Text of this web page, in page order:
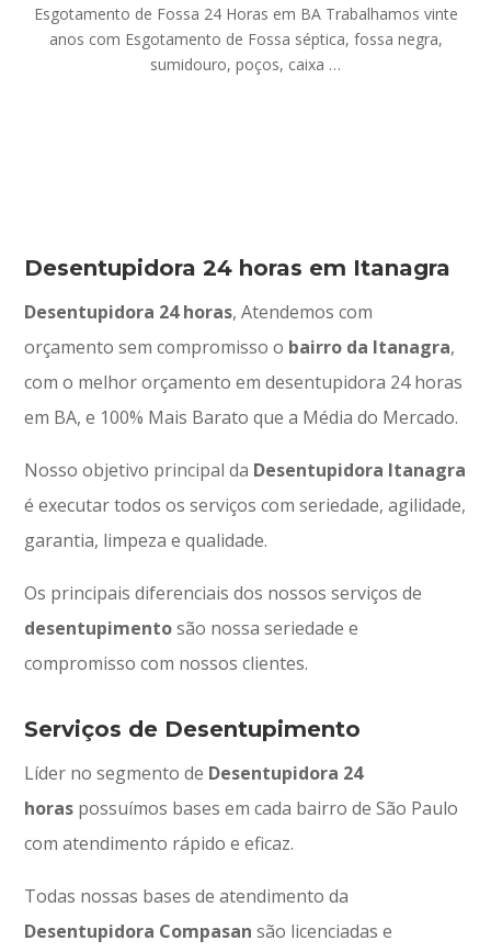
Esgotamento de Fossa 24 Horas em BA Trabalhamos vinte
anos com Esgotamento de Fossa séptica, fossa negra,
sumidouro, poços, caixa …
Desentupidora 24 horas em Itanagra
Desentupidora 24 horas, Atendemos com
orçamento sem compromisso o bairro da Itanagra,
com o melhor orçamento em desentupidora 24 horas
em BA, e 100% Mais Barato que a Média do Mercado.
Nosso objetivo principal da Desentupidora Itanagra
é executar todos os serviços com seriedade, agilidade,
garantia, limpeza e qualidade.
Os principais diferenciais dos nossos serviços de
desentupimentosão nossa seriedade e
compromisso com nossos clientes.
Serviços de Desentupimento
Líder no segmento de Desentupidora 24
horas possuímos bases em cada bairro de São Paulo
com atendimento rápido e eficaz.
Todas nossas bases de atendimento da
Desentupidora Compasansão licenciadas e